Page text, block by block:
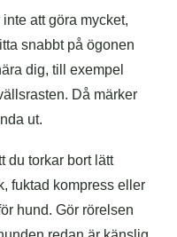
att göra mycket,
snabbt på ögonen
dig, till exempel
Då märker
ut.
du torkar bort lätt
fuktad kompress eller
hund. Gör rörelsen